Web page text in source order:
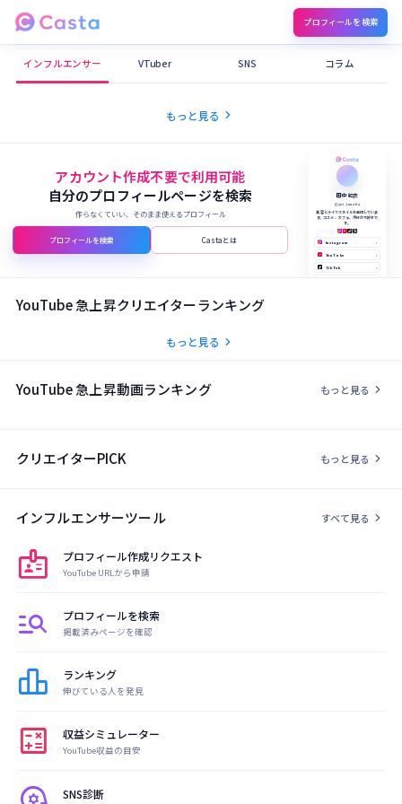
プロフィールを検索
Castaメディア
インフルエンサー VTuber SNS コラム
もっと見る chevron_right
アカウント作成不要で利用可能
自分のプロフィールページを検索
作らなくていい、そのまま使えるプロフィール
プロフィールを検索 Castaとは
田中 結衣
@yui_tanaka
美容とライフスタイルを発信していま
す。コスメ、カフェ、旅行が大好きで
す。
Instagram ›
YouTube ›
TikTok ›
YouTube 急上昇クリエイターランキング
もっと見る chevron_right
YouTube 急上昇動画ランキング もっと見る chevron_right
クリエイターPICK もっと見る chevron_right
インフルエンサーツール すべて見る chevron_right
badge プロフィール作成リクエスト
YouTube URLから申請
manage_search プロフィールを検索
掲載済みページを確認
leaderboard ランキング
伸びている人を発見
calculate 収益シミュレーター
YouTube収益の目安
SNS診断